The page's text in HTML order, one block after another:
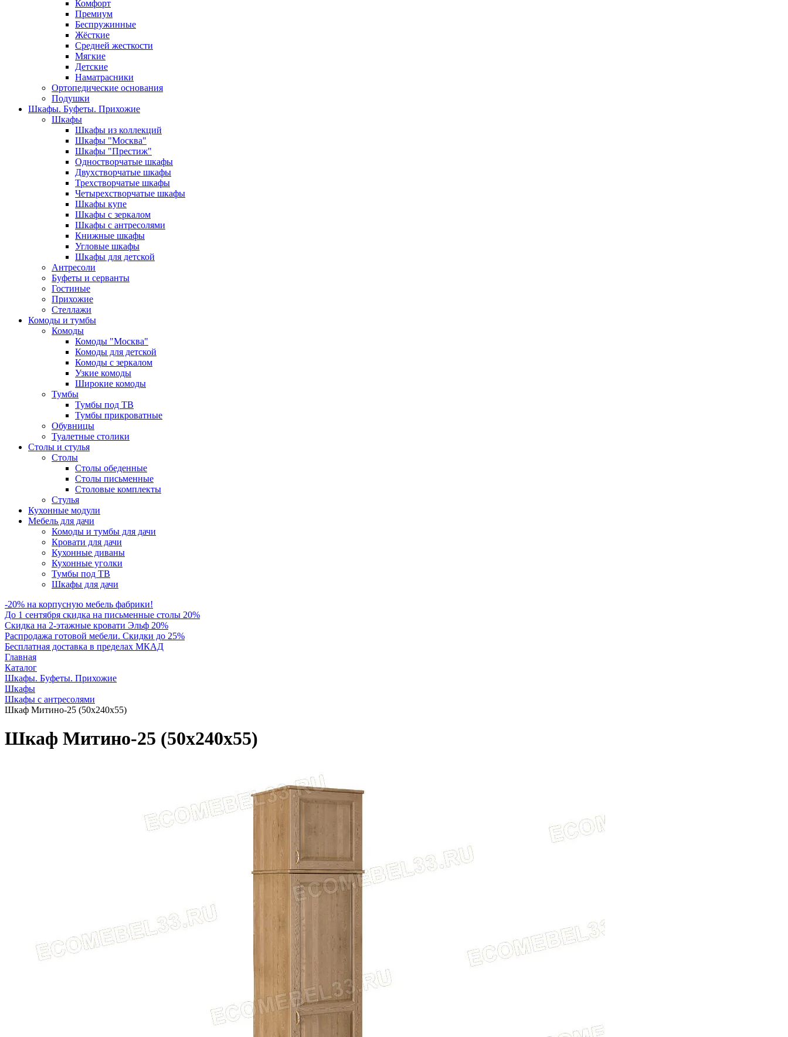
Комфорт
Премиум
Беспружинные
Жёсткие
Средней жесткости
Мягкие
Детские
Наматрасники
Ортопедические основания
Подушки
Шкафы. Буфеты. Прихожие
Шкафы
Шкафы из коллекций
Шкафы "Москва"
Шкафы "Престиж"
Одностворчатые шкафы
Двухстворчатые шкафы
Трехстворчатые шкафы
Четырехстворчатые шкафы
Шкафы купе
Шкафы с зеркалом
Шкафы с антресолями
Книжные шкафы
Угловые шкафы
Шкафы для детской
Антресоли
Буфеты и серванты
Гостиные
Прихожие
Стеллажи
Комоды и тумбы
Комоды
Комоды "Москва"
Комоды для детской
Комоды с зеркалом
Узкие комоды
Широкие комоды
Тумбы
Тумбы под ТВ
Тумбы прикроватные
Обувницы
Туалетные столики
Столы и стулья
Столы
Столы обеденные
Столы письменные
Столовые комплекты
Стулья
Кухонные модули
Мебель для дачи
Комоды и тумбы для дачи
Кровати для дачи
Кухонные диваны
Кухонные уголки
Тумбы под ТВ
Шкафы для дачи
-20% на корпусную мебель фабрики!
До 1 сентября скидка на письменные столы 20%
Скидка на 2-этажные кровати Эльф 20%
Распродажа готовой мебели. Скидки до 25%
Бесплатная доставка в пределах МКАД
Главная
Каталог
Шкафы. Буфеты. Прихожие
Шкафы
Шкафы с антресолями
Шкаф Митино-25 (50х240х55)
Шкаф Митино-25 (50х240х55)